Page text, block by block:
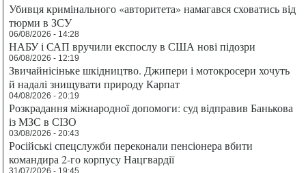
Убивця кримінального «авторитета» намагався сховатись від
тюрми в ЗСУ
06/08/2026 - 14:28
НАБУ і САП вручили експослу в США нові підозри
06/08/2026 - 12:19
Звичайнісіньке шкідництво. Джипери і мотокросери хочуть
й надалі знищувати природу Карпат
04/08/2026 - 20:19
Розкрадання міжнародної допомоги: суд відправив Банькова
із МЗС в СІЗО
03/08/2026 - 20:43
Російські спецслужби переконали пенсіонера вбити
командира 2-го корпусу Нацгвардії
31/07/2026 - 19:45